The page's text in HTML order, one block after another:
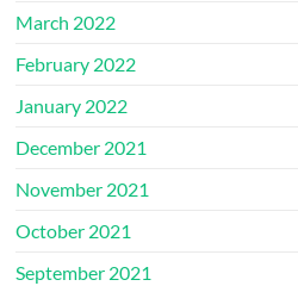
March 2022
February 2022
January 2022
December 2021
November 2021
October 2021
September 2021